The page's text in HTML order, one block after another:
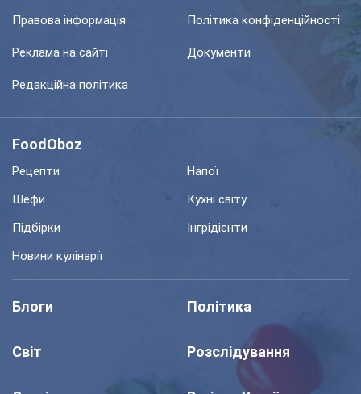
Правова інформація Політика конфіденційності
Реклама на сайті Документи
Редакційна політика
FoodOboz
Рецепти
Напої
Шефи
Кухні світу
Підбірки
Інгрідієнти
Новини кулінарії
Блоги Політика
Світ Розслідування